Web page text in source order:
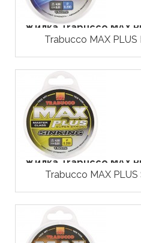
Жилка Trabucco MAX
Trabucco MAX PLUS
Жилка Trabucco MAX
Trabucco MAX PLUS